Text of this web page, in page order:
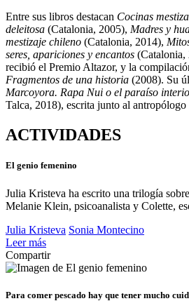
Entre sus libros destacan Cocinas
deleitosa (Catalonia, 2005), Madres y
mestizaje chileno (Catalonia, 2014),
seres, apariciones y encantos (Catalonia,
recibió el Premio Altazor, y la
Fragmentos de una historia (2008). Su
Marcoyora. Rapa Nui o el paraíso
Talca, 2018), escrita junto al antropólogo
ACTIVIDADES
El genio femenino
Julia Kristeva ha escrito una trilogía
Melanie Klein, psicoanalista y Colette,
Julia Kristeva Sonia Montecino
Leer más
Compartir
Para comer pescado hay que tener mucho